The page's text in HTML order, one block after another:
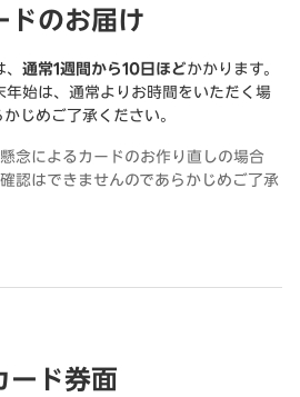
ドのお届け
通常1週間から10日ほどかかります。
年始は、通常よりお時間をいただく場
じめご了承ください。
念によるカードのお作り直しの場合
認はできませんのであらかじめご了承
ード券面